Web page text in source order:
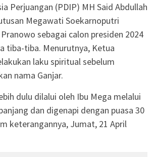
Perjuangan (PDIP) MH Said Abdullah
Megawati Soekarnoputri
sebagai calon presiden 2024
tiba-tiba. Menurutnya, Ketua
laku spiritual sebelum
nama Ganjar.
dulu dilalui oleh Ibu Mega melalui
dan digenapi dengan puasa 30
keterangannya, Jumat, 21 April